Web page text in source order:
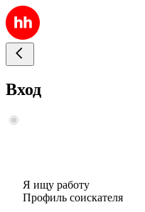
Вход
Я ищу работу
Профиль соискателя